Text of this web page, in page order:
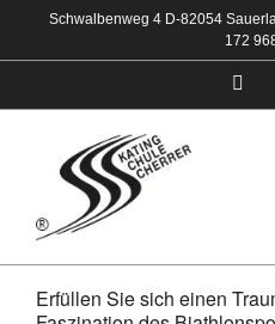
Schwalbenweg 4 D-82054
172
Erfüllen Sie sich einen